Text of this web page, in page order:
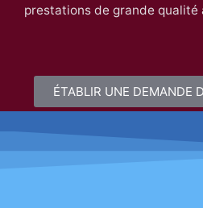
prestations de grande qualité
ÉTABLIR UNE DEMANDE